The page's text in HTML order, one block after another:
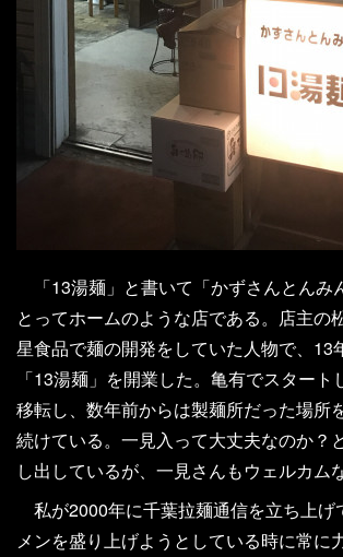
「13湯麺」と書いて「かずさんとんみ
とってホームのような店である。店主の
星食品で麺の開発をしていた人物で、13
「13湯麺」を開業した。亀有でスタート
移転し、数年前からは製麺所だった場所
続けている。一見入って大丈夫なのか？
し出しているが、一見さんもウェルカム
私が2000年に千葉拉麺通信を立ち上げ
メンを盛り上げようとしている時に常に